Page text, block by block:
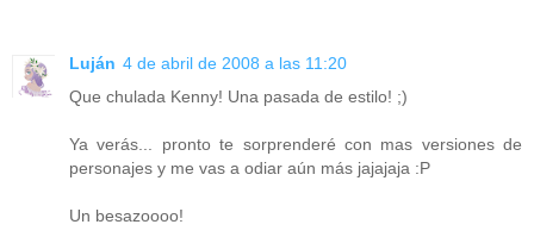
Luján 4 de abril de 2008 a las 11:20
Que chulada Kenny! Una pasada de estilo! ;)
Ya verás... pronto te sorprenderé con mas versiones de
personajes y me vas a odiar aún más jajajaja :P
Un besazoooo!